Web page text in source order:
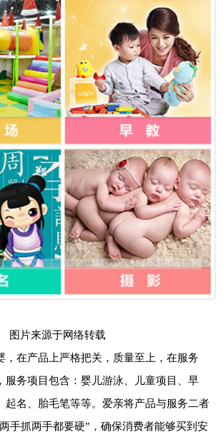
图片来源于网络转载
，在产品上严格把关，质量至上，在服务
服务项目包含：婴儿游泳、儿童项目、早
起名、胎毛笔等等。爱亲将产品与服务二者
手抓两手都要硬”，确保消费者能够买到安